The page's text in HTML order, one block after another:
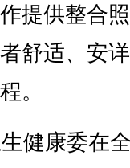
提供整合
舒适、安
。
健康委在